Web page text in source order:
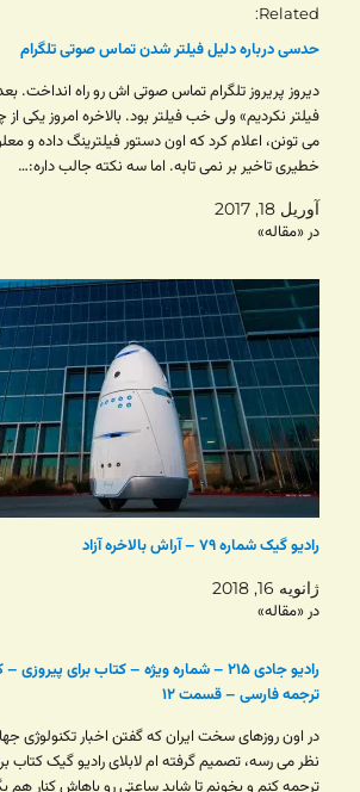
Related
حدسی درباره دلیل فیلتر شدن تماس صوتی تلگرام
دیروز پریروز تلگرام تماس صوتی اش رو راه انداخت.
فیلتر نکردیم» ولی خب فیلتر بود. بالاخره امروز یکی
می تونن، اعلام کرد که اون دستور فیلترینگ داده و
خطیری تاخیر بر نمی تابه. اما سه نکته جالب داره:…
آوریل 18, 2017
در «مقاله»
رادیو گیک شماره ۷۹ – آراش بالاخره آزاد
ژانویه 16, 2018
در «مقاله»
رادیو جادی ۲۱۵ – شماره ویژه – کتاب برای
ترجمه فارسی – قسمت ۱۲
در اون روزهای سخت ایران که گفتن اخبار تکنولوژی
نظر می رسه، تصمیم گرفته ام لابلای رادیو گیک کتاب
ترجمه کنم و بخونم تا شاید ساعتی رو باهاش کنار هم